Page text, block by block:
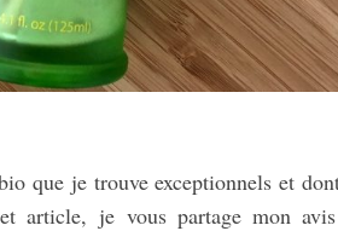
que je trouve exceptionnels et
article, je vous partage mon